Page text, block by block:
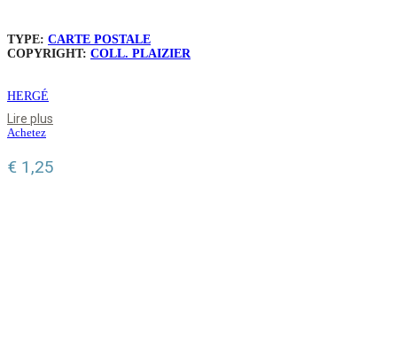
TYPE: CARTE POSTALE
COPYRIGHT: COLL. PLAIZIER
HERGÉ
Lire plus
Achetez
€ 1,25